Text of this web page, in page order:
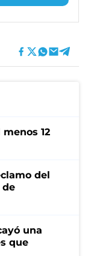
12
del
de
una
que